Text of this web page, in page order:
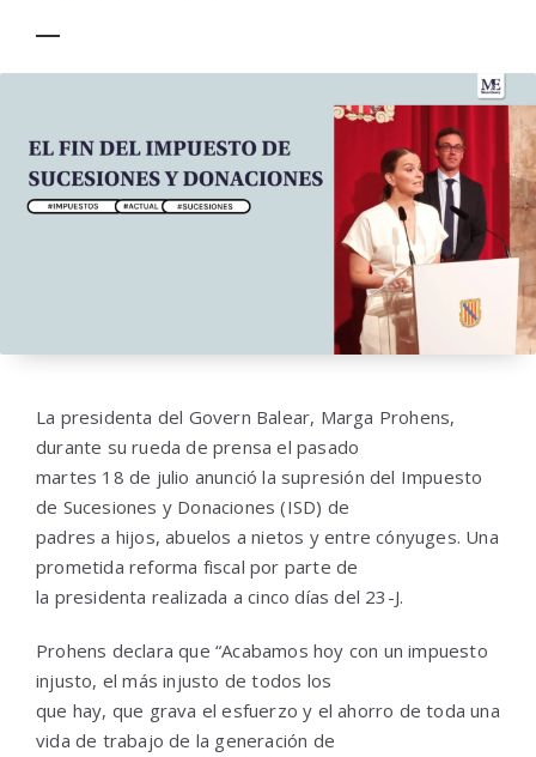
La presidenta del Govern Balear, Marga Prohens,
durante su rueda de prensa el pasado
martes 18 de julio anunció la supresión del Impuesto
de Sucesiones y Donaciones (ISD) de
padres a hijos, abuelos a nietos y entre cónyuges. Una
prometida reforma fiscal por parte de
la presidenta realizada a cinco días del 23-J.
Prohens declara que “Acabamos hoy con un impuesto
injusto, el más injusto de todos los
que hay, que grava el esfuerzo y el ahorro de toda una
vida de trabajo de la generación de